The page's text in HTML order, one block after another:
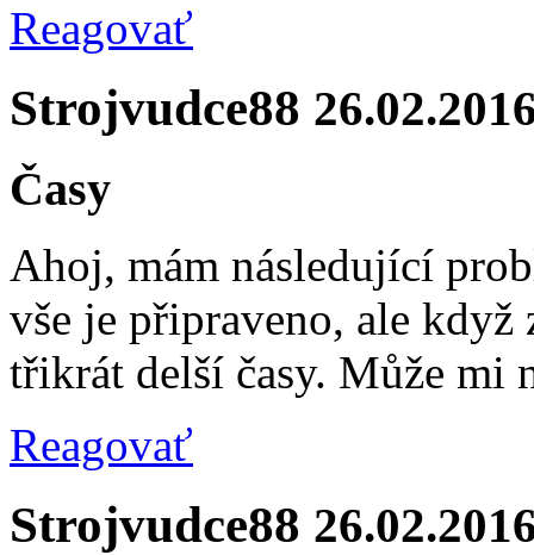
Reagovať
Strojvudce88
Časy
Ahoj, mám následující
vše je připraveno, ale když
třikrát delší časy. Může mi
Reagovať
Strojvudce88